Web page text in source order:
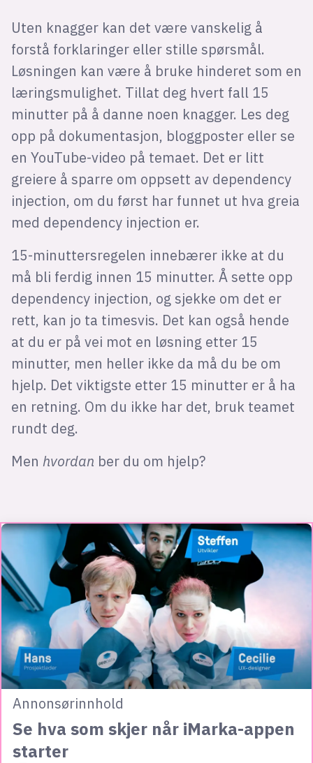
Uten knagger kan det være vanskelig å
forstå forklaringer eller stille spørsmål.
Løsningen kan være å bruke hinderet som en
læringsmulighet. Tillat deg hvert fall 15
minutter på å danne noen knagger. Les deg
opp på dokumentasjon, bloggposter eller se
en YouTube-video på temaet. Det er litt
greiere å sparre om oppsett av dependency
injection, om du først har funnet ut hva greia
med dependency injection er.
15-minuttersregelen innebærer ikke at du
må bli ferdig innen 15 minutter. Å sette opp
dependency injection, og sjekke om det er
rett, kan jo ta timesvis. Det kan også hende
at du er på vei mot en løsning etter 15
minutter, men heller ikke da må du be om
hjelp. Det viktigste etter 15 minutter er å ha
en retning. Om du ikke har det, bruk teamet
rundt deg.
Men hvordan ber du om hjelp?
Annonsørinnhold
Se hva som skjer når iMarka-appen
starter